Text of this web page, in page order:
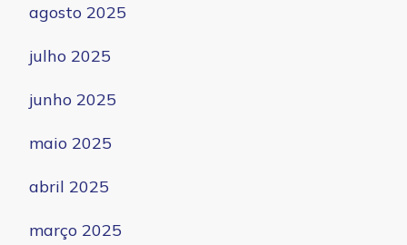
agosto 2025
julho 2025
junho 2025
maio 2025
abril 2025
março 2025